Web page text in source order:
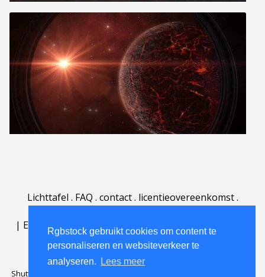
Rgbstock gebruikt cookies om content te
personaliseren en websiteverkeer te
analyseren.
Lees meer
Lichttafel . FAQ . contact. licentieovereenkomst.
| English | Deutsch Español | Português
Nederlands|
Shutterstock official partner of Rgbstock